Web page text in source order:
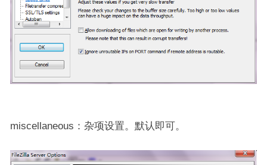
miscellaneous：杂项设置。默认即可。